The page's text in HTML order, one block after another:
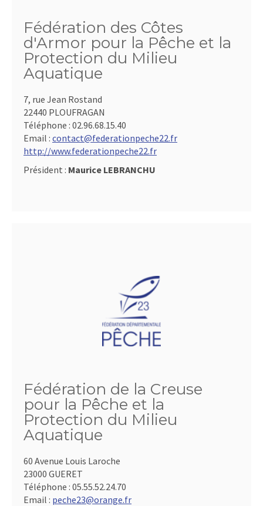
Fédération des Côtes
d'Armor pour la Pêche et la
Protection du Milieu
Aquatique
7, rue Jean Rostand
22440 PLOUFRAGAN
Téléphone : 02.96.68.15.40
Email : contact@federationpeche22.fr
http://www.federationpeche22.fr
Président : Maurice LEBRANCHU
Fédération de la Creuse
pour la Pêche et la
Protection du Milieu
Aquatique
60 Avenue Louis Laroche
23000 GUERET
Téléphone : 05.55.52.24.70
Email : peche23@orange.fr